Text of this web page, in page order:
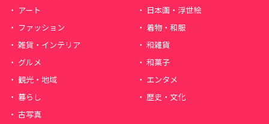
アート
日本画・浮世絵
ファッション
着物・和服
雑貨・インテリア
和雑貨
グルメ
和菓子
観光・地域
エンタメ
暮らし
歴史・文化
古写真